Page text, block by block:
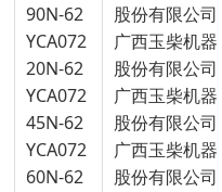
90N-62
YCA072
20N-62
YCA072
45N-62
YCA072
60N-62
股份有限公司
广西玉柴机器
股份有限公司
广西玉柴机器
股份有限公司
广西玉柴机器
股份有限公司